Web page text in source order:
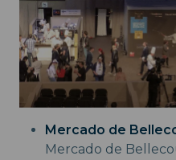
Mercado de
Mercado de